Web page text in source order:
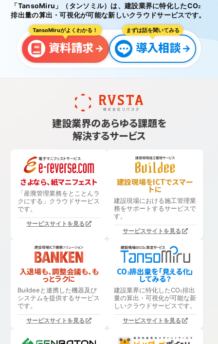
「TansoMiru」（タンソミル）は、建設業界に特化したCO2
排出量の算出・可視化が可能な新しいクラウドサービスです。
TansoMiruがよくわかる！
資料請求
まずは話を聞いてみる
導入相談
建設業界のあらゆる課題を
解決するサービス
さよなら、紙マニフェスト
「産廃管理業務をとことんラ
クにする」 クラウドサービス
です。
サービスサイトを見る
建設現場をICTでスマー
トに
建設現場における施工管理業
務をサポートするサービスで
す。
サービスサイトを見る
入退場も、調整会議も、も
っとラクに
Buildeeと連携した機器及び
システムを提供するサービス
です。
サービスサイトを見る
CO2排出量を「見える化」
してみる？
建設業界に特化したCO2排出
量の算出・可視化が可能な新
しいクラウドサービスです。
サービスサイトを見る